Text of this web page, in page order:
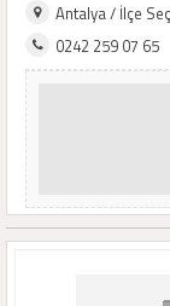
Antalya / İlçe
0242 259 07 65